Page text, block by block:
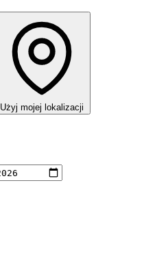
Użyj mojej lokalizacji